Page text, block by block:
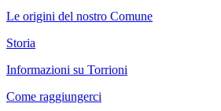
Le origini del nostro Comune
Storia
Informazioni su Torrioni
Come raggiungerci